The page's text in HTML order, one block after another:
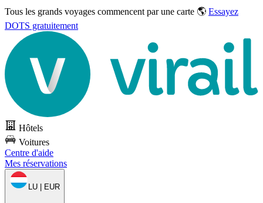
Tous les grands voyages commencent par une carte 🌎 Essayez
DOTS gratuitement
Hôtels
Voitures
Centre d'aide
Mes réservations
LU | EUR